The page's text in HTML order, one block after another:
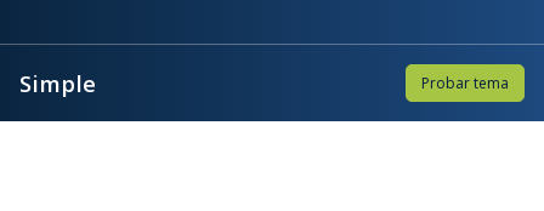
Simple Probar tema